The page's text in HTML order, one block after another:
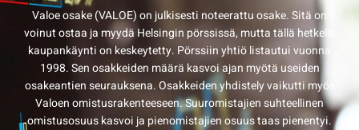
Valoe osake (VALOE) on julkisesti noteerattu osake. Sitä on
voinut ostaa ja myydä Helsingin pörssissä, mutta tällä hetkellä
kaupankäynti on keskeytetty. Pörssiin yhtiö listautui vuonna
1998. Sen osakkeiden määrä kasvoi ajan myötä useiden
osakeantien seurauksena. Osakkeiden yhdistely vaikutti myös
Valoen omistusrakenteeseen. Suuromistajien suhteellinen
omistusosuus kasvoi ja pienomistajien osuus taas pienentyi.